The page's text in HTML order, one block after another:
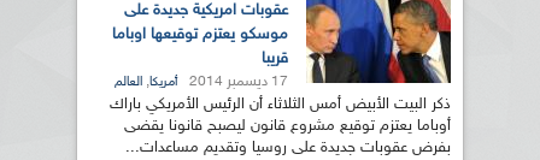
عقوبات امريكية جديدة على
موسكو يعتزم توقيعها اوباما
قريبا
17 ديسمبر 2014 أمريكا, العالم
ذكر البيت الأبيض أمس الثلاثاء أن الرئيس الأمريكي باراك
أوباما يعتزم توقيع مشروع قانون ليصبح قانونا يقضى
بفرض عقوبات جديدة على روسيا وتقديم مساعدات...